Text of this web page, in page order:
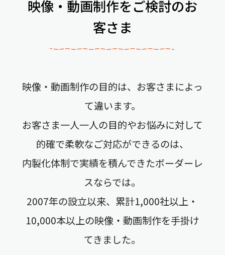
映像・動画制作をご検討のお
客さま
映像・動画制作の目的は、お客さまによっ
て違います。
お客さま一人一人の目的やお悩みに対して
的確で柔軟なご対応ができるのは、
内製化体制で実績を積んできたボーダーレ
スならでは。
2007年の設立以来、累計1,000社以上・
10,000本以上の映像・動画制作を手掛け
てきました。